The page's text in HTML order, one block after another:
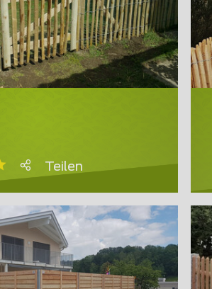
Teilen